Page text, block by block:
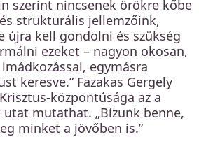
szerint nincsenek örökre kőbe
strukturális jellemzőink,
újra kell gondolni és szükség
ezeket – nagyon okosan,
egymásra
keresve.” Fazakas Gergely
központúsága az a
mutathat. „Bízunk benne,
minket a jövőben is.”